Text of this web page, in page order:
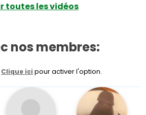
toutes les vidéos
nos membres:
Clique ici pour activer l'option.